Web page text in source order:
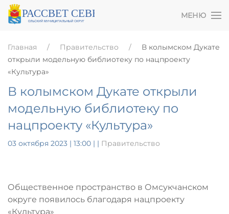
МЕНЮ
Главная Правительство
В колымском Дукате
открыли модельную библиотеку по нацпроекту
«Культура»
В колымском Дукате открыли
модельную библиотеку по
нацпроекту «Культура»
03 октября 2023 | 13:00 | | Правительство
Общественное пространство в Омсукчанском
округе появилось благодаря нацпроекту
«Культура»